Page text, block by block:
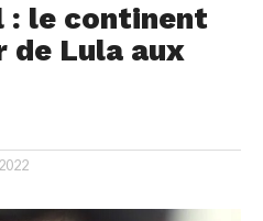
le continent
de Lula aux